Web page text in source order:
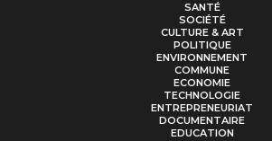
SANTÉ
SOCIÉTÉ
CULTURE & ART
POLITIQUE
ENVIRONNEMENT
COMMUNE
ECONOMIE
TECHNOLOGIE
ENTREPRENEURIAT
DOCUMENTAIRE
EDUCATION